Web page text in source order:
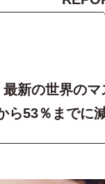
新の世界の
ら53％までに